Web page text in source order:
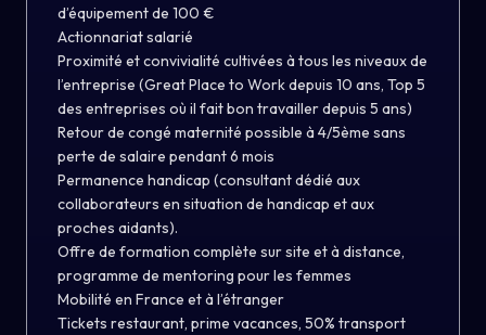
d’équipement de 100 €
Actionnariat salarié
Proximité et convivialité cultivées à tous les niveaux de
l’entreprise (Great Place to Work depuis 10 ans, Top 5
des entreprises où il fait bon travailler depuis 5 ans)
Retour de congé maternité possible à 4/5ème sans
perte de salaire pendant 6 mois
Permanence handicap (consultant dédié aux
collaborateurs en situation de handicap et aux
proches aidants).
Offre de formation complète sur site et à distance,
programme de mentoring pour les femmes
Mobilité en France et à l’étranger
Tickets restaurant, prime vacances, 50% transport